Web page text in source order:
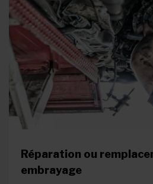
Réparation ou
embrayage